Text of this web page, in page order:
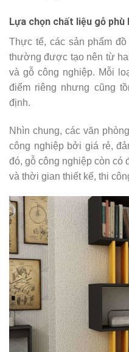
Lựa chọn chất liệu gỗ phù
Thực tế, các sản phẩm
thường được tạo nên từ
và gỗ công nghiệp. Mỗi
điểm riêng nhưng cũng
định.
Nhìn chung, các văn
công nghiệp bởi giá rẻ,
đó, gỗ công nghiệp còn có
và thời gian thiết kế, thi